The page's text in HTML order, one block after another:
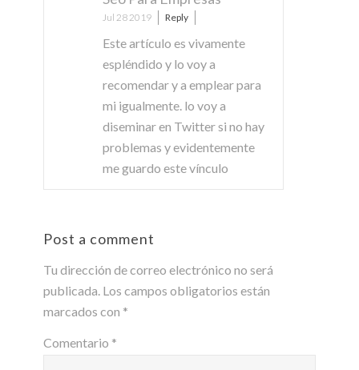
Jul 28 2019 Reply
Este artículo es vivamente
espléndido y lo voy a
recomendar y a emplear para
mi igualmente. lo voy a
diseminar en Twitter si no hay
problemas y evidentemente
me guardo este vínculo
Post a comment
Tu dirección de correo electrónico no será
publicada. Los campos obligatorios están
marcados con *
Comentario *